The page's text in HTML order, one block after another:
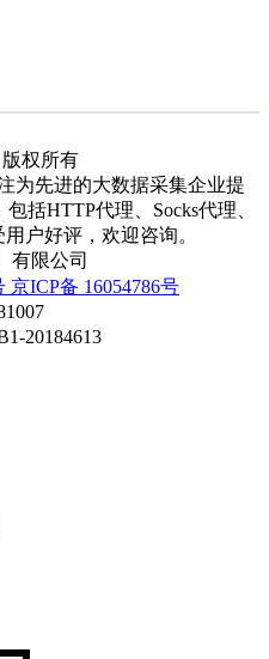
版权所有
为先进的大数据采集企业提
括HTTP代理、Socks代理、
户好评，欢迎咨询。
有限公司
京ICP备 16054786号
20184613